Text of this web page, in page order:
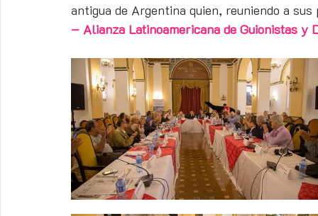
antigua de Argentina quien, reuniendo a
– Alianza Latinoamericana de Guionistas y